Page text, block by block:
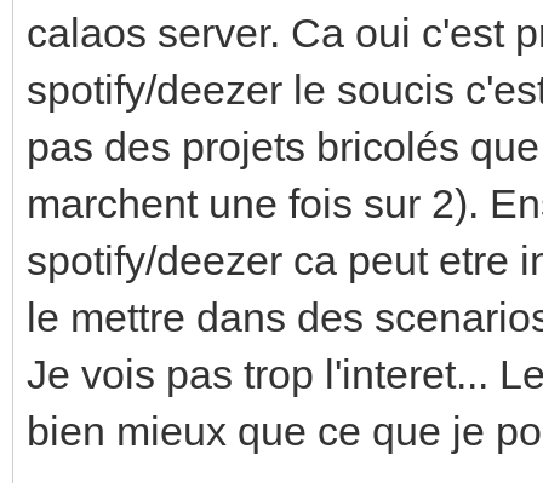
calaos server. Ca oui c'est
spotify/deezer le soucis
pas des projets bricolés
marchent une fois sur 2).
spotify/deezer ca peut etre
le mettre dans des
Je vois pas trop l'interet...
bien mieux que ce que je